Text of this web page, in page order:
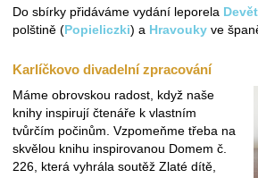
Do sbírky přidáváme vydání leporela
polštině (Popieliczki) a Hravouky ve
Karlíčkovo divadelní zpracování
Máme obrovskou radost, když naše
knihy inspirují čtenáře k vlastním
tvůrčím počinům. Vzpomeňme třeba na
skvělou knihu inspirovanou Domem č.
226, která vyhrála soutěž Zlaté dítě,